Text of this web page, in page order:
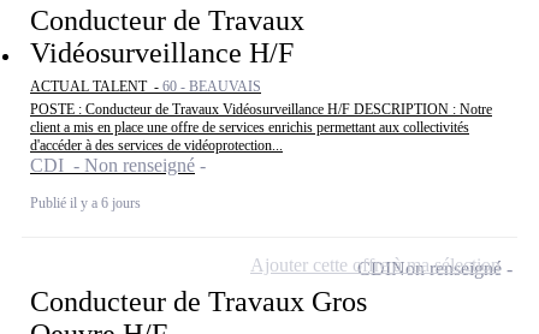
Conducteur de Travaux
Vidéosurveillance H/F
ACTUAL TALENT - 60 - BEAUVAIS
POSTE : Conducteur de Travaux Vidéosurveillance H/F DESCRIPTION : Notre
client a mis en place une offre de services enrichis permettant aux collectivités
d'accéder à des services de vidéoprotection...
CDI - Non renseigné
Publié il y a 6 jours
Conducteur de Travaux Gros
CDINon renseigné
Ajouter cette offre à ma sélection